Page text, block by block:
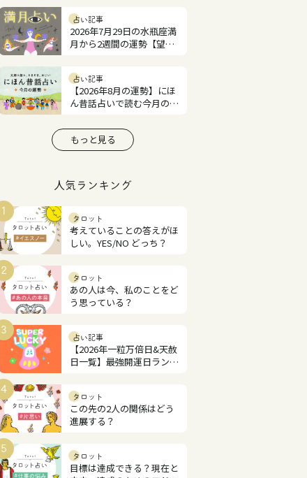
占い記事
2026年7月29日の水瓶座満
月から2週間の運勢【望月
占い記事
【2026年8月の運勢】にほ
ん昔話占いで読む今月の占
もっと見る
人気ランキング
1
タロット
考えていることの答えがほ
しい。YES/NO どっち？
2
タロット
あの人は今、私のことをど
う思っている？
3
占い記事
【2026年一粒万倍日&天赦
日一覧】最強開運日ランキ
4
タロット
この先の2人の関係はどう
進展する？
5
タロット
目標は達成できる？現在と